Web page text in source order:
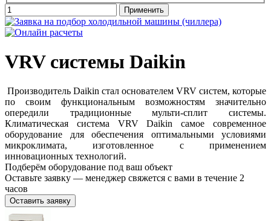
VRV системы Daikin
Производитель Daikin стал основателем VRV систем, которые
по своим функциональным возможностям значительно
опередили традиционные мульти-сплит системы.
Климатическая система VRV Daikin самое современное
оборудование для обеспечения оптимальными условиями
микроклимата, изготовленное с применением
инновационных технологий.
Подберём оборудование под ваш объект
Оставьте заявку — менеджер свяжется с вами в течение 2
часов
Оставить заявку